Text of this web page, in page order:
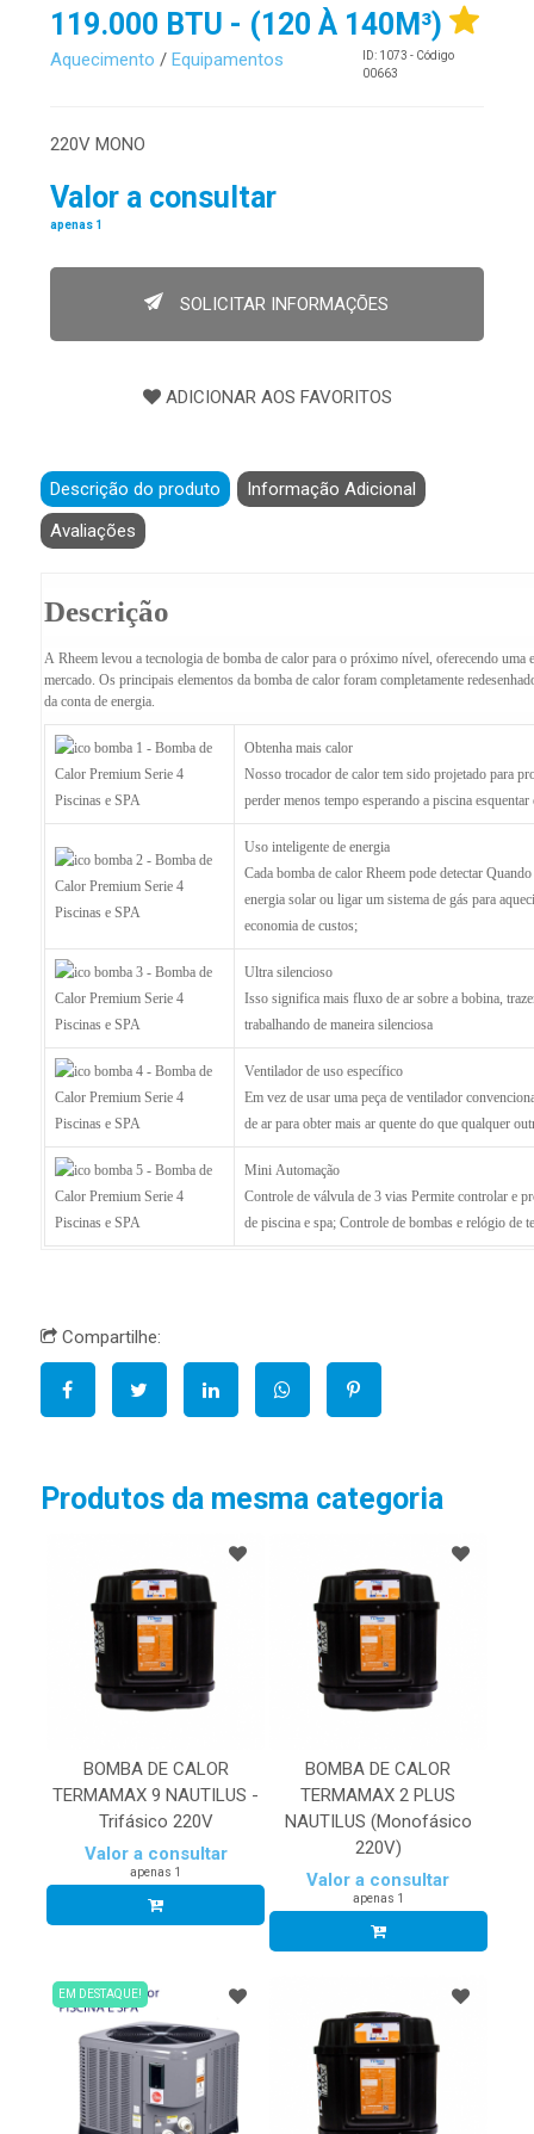
119.000 BTU - (120 À 140M³)
Aquecimento / Equipamentos
ID: 1073 - Código
00663
220V MONO
Valor a consultar
apenas 1
SOLICITAR INFORMAÇÕES
Descrição do produto
Informação Adicional
Avaliações
Descrição
A Rheem levou a tecnologia de bomba de calor para o próximo nível, oferecendo uma
mercado. Os principais elementos da bomba de calor foram completamente
da conta de energia.
Obtenha mais calor
Nosso trocador de calor tem sido projetado para
perder menos tempo esperando a piscina
Uso inteligente de energia
Cada bomba de calor Rheem pode detectar
energia solar ou ligar um sistema de gás para
economia de custos;
Ultra silencioso
Isso significa mais fluxo de ar sobre a bobina,
trabalhando de maneira silenciosa
Ventilador de uso específico
Em vez de usar uma peça de ventilador
de ar para obter mais ar quente do que qualquer
Mini Automação
Controle de válvula de 3 vias Permite controlar e
de piscina e spa; Controle de bombas e relógio de
Compartilhe:
Produtos da mesma categoria
BOMBA DE CALOR
TERMAMAX 9 NAUTILUS -
Trifásico 220V
Valor a consultar
apenas 1
BOMBA DE CALOR
TERMAMAX 2 PLUS
NAUTILUS (Monofásico
220V)
Valor a consultar
apenas 1
EM DESTAQUE!